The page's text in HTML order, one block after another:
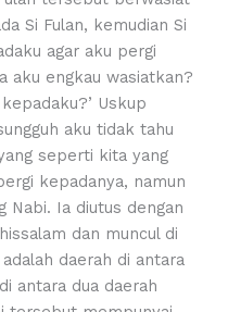
Si Fulan, kemudian Si
agar aku pergi
aku engkau wasiatkan?
Uskup
aku tidak tahu
seperti kita yang
kepadanya, namun
Nabi. Ia diutus dengan
dan muncul di
daerah di antara
antara dua daerah